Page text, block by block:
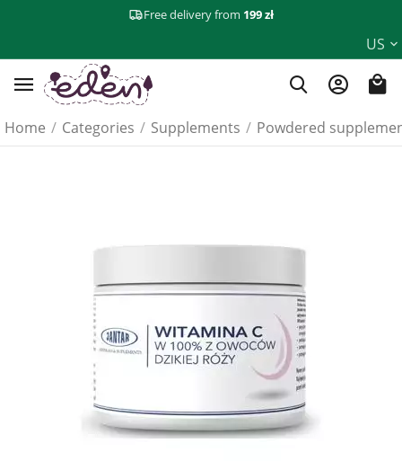
Free delivery from 199 zł
US
Home / Categories / Supplements / Powdered